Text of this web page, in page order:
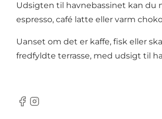
Udsigten til havnebassinet kan du
espresso, café latte eller varm
Uanset om det er kaffe, fisk eller
fredfyldte terrasse, med udsigt til
Facebook
Instagram